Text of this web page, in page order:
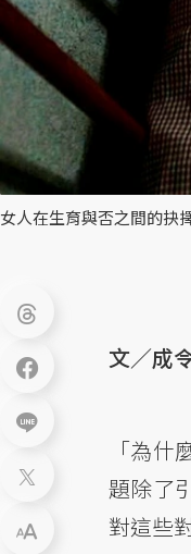
女人在生育與否之間的抉
文／成
「為
題除了
對這些